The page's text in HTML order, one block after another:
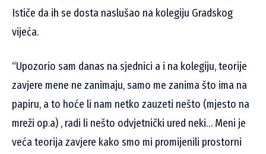
Ističe da ih se dosta naslušao na kolegiju Gradskog
vijeća.
“Upozorio sam danas na sjednici a i na kolegiju, teorije
zavjere mene ne zanimaju, samo me zanima što ima na
papiru, a to hoće li nam netko zauzeti nešto (mjesto na
mreži op.a) , radi li nešto odvjetnički ured neki… Meni je
veća teorija zavjere kako smo mi promijenili prostorni